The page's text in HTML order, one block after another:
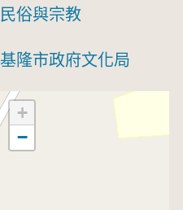
民俗與宗教
基隆市政府文化局
+
−